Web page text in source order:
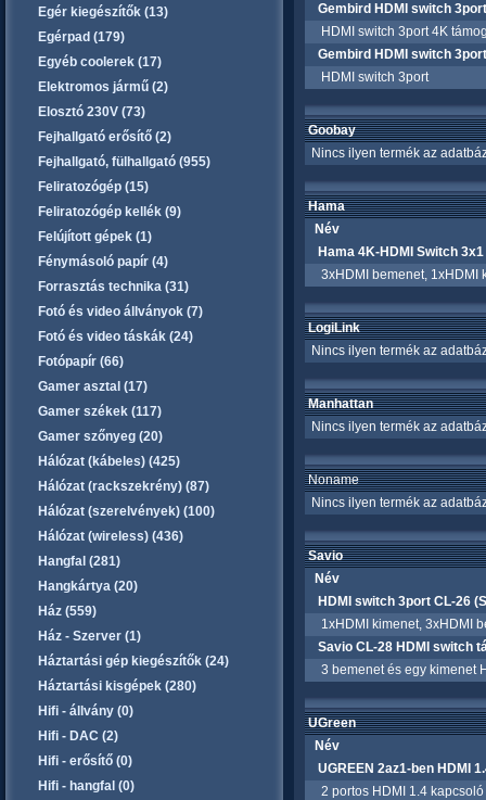
Egér kiegészítők (13)
Egérpad (179)
Egyéb coolerek (17)
Elektromos jármű (2)
Elosztó 230V (73)
Fejhallgató erősítő (2)
Fejhallgató, fülhallgató (955)
Feliratozógép (15)
Feliratozógép kellék (9)
Felújított gépek (1)
Fénymásoló papír (4)
Forrasztás technika (31)
Fotó és video állványok (7)
Fotó és video táskák (24)
Fotópapír (66)
Gamer asztal (17)
Gamer székek (117)
Gamer szőnyeg (20)
Hálózat (kábeles) (425)
Hálózat (rackszekrény) (87)
Hálózat (szerelvények) (100)
Hálózat (wireless) (436)
Hangfal (281)
Hangkártya (20)
Ház (559)
Ház - Szerver (1)
Háztartási gép kiegészítők (24)
Háztartási kisgépek (280)
Hifi - állvány (0)
Hifi - DAC (2)
Hifi - erősítő (0)
Hifi - hangfal (0)
Gembird HDMI switch
HDMI switch 3port 4K
Gembird HDMI switch
HDMI switch 3port
Goobay
Nincs ilyen termék az
Hama
Név
Hama 4K-HDMI Switch
3xHDMI bemenet, 1xHDMI
LogiLink
Nincs ilyen termék az
Manhattan
Nincs ilyen termék az
Noname
Nincs ilyen termék az
Savio
Név
HDMI switch 3port CL-26
1xHDMI kimenet, 3xHDMI
Savio CL-28 HDMI switch
3 bemenet és egy kimenet
UGreen
Név
UGREEN 2az1-ben HDMI
2 portos HDMI 1.4 kapcsoló